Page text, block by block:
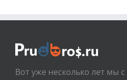
Вот уже несколько лет мы